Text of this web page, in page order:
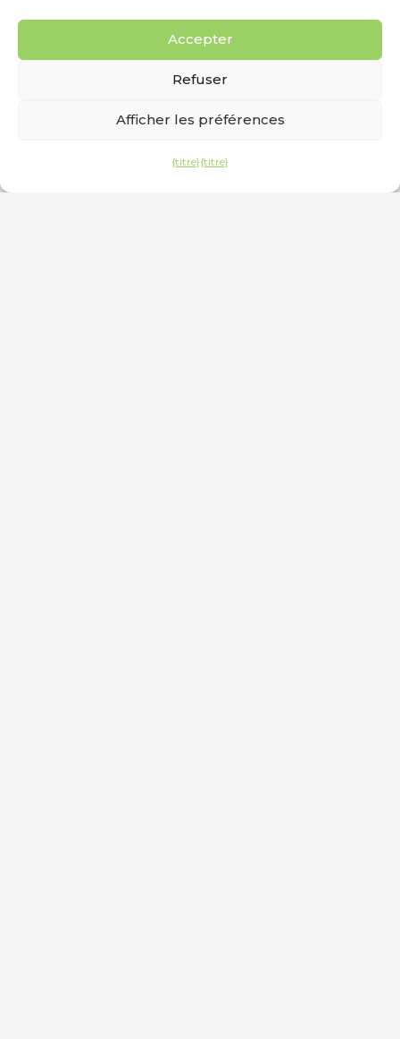
Accepter
Refuser
Afficher les préférences
{titre}{titre}
Il y a quelques jours, Abdelkrim Benamar,
PDG de PowerUp, a été interviewé par